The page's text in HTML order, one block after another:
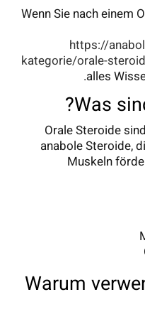
Wenn Sie nach einem
https://
kategorie/orale-
alles
Orale Steroide
anabole Steroide,
Muskeln
2. Warum